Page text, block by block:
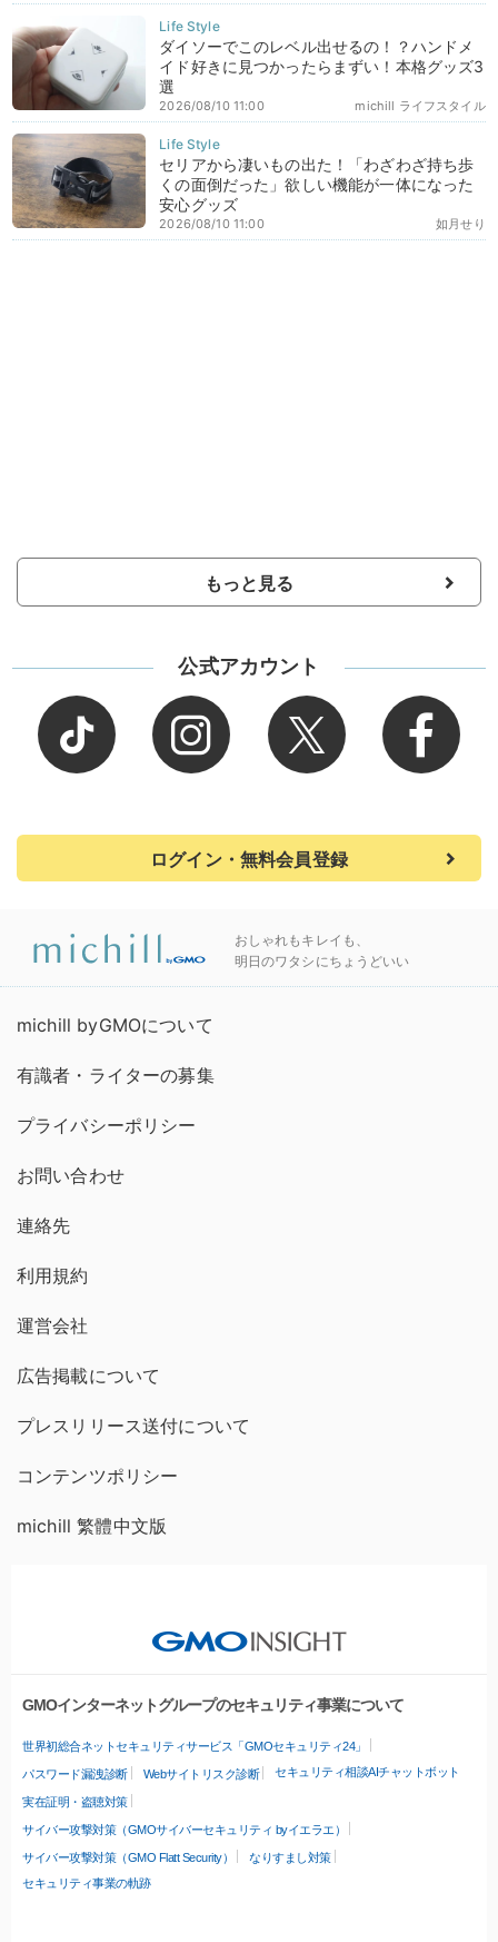
ダイソーでこのレベル出せるの！？ハンドメ
イド好きに見つかったらまずい！本格グッズ3
選
michill ライフスタイル
2026/08/10 11:00
セリアから凄いもの出た！「わざわざ持ち歩
くの面倒だった」欲しい機能が一体になった
安心グッズ
如月せり
2026/08/10 11:00
もっと見る
公式アカウント
ログイン・無料会員登録
おしゃれもキレイも、
明日のワタシにちょうどいい
michill byGMOについて
有識者・ライターの募集
プライバシーポリシー
お問い合わせ
連絡先
利用規約
運営会社
広告掲載について
プレスリリース送付について
コンテンツポリシー
michill 繁體中文版
GMOインターネットグループのセキュリティ事業について
世界初総合ネットセキュリティサービス「GMOセキュリティ24」
パスワード漏洩診断 Webサイトリスク診断 セキュリティ相談AIチャットボット
実在証明・盗聴対策
サイバー攻撃対策（GMOサイバーセキュリティ byイエラエ）
サイバー攻撃対策（GMO Flatt Security）
なりすまし対策
セキュリティ事業の軌跡